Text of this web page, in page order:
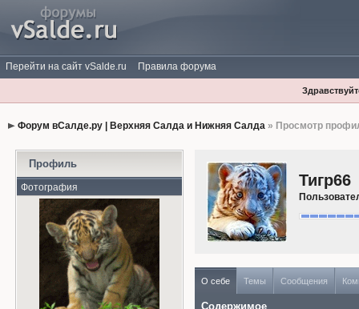
Перейти на сайт vSalde.ru Правила форума
Форум вСалде.ру | Верхняя Салда и Нижняя Салда» Просмотр
Профиль
Фотография Тигр66
О себе Темы Сообщения
Содержимое